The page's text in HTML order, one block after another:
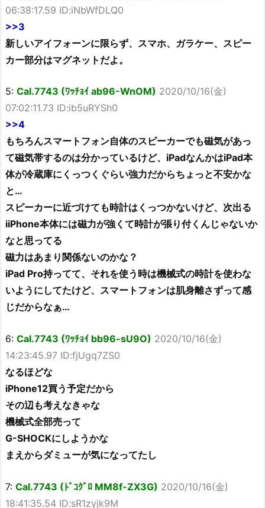
06:38:17.59 ID:iNbWfDLQ0
>>3
新しいアイフォーンに限らず、スマホ、ガラケー、スピー
カー部分はマグネットだよ。
5: Cal.7743 (ﾜｯﾁｮｲ ab96-WnOM) 2020/10/16(金)
07:02:11.73 ID:ib5uRYSh0
>>4
もちろんスマートフォン自体のスピーカーでも磁気があっ
て磁気帯するのは分かっているけど、iPadなんかはiPad本
体が冷蔵庫にくっつくぐらい強力だからちょっと不安かな
と…
スピーカーに近づけても時計はくっつかないけど、次出る
iiPhone本体には磁力が強くて時計が張り付くんじゃないか
なと思ってる
磁力はあまり関係ないのかな？
iPad Pro持ってて、それを使う時は機械式の時計を使わな
いようにしてたけど、スマートフォンは肌身離さずって感
じだからなぁ…
6: Cal.7743 (ﾜｯﾁｮｲ bb96-sU9O) 2020/10/16(金)
14:23:45.97 ID:fjUgq7ZS0
なるほどな
iPhone12買う予定だから
その辺も考えなきゃな
機械式全部売って
G-SHOCKにしようかな
まえからダミューが気になってたし
7: Cal.7743 (ﾄﾞｺｸﾞﾛ MM8f-ZX3G) 2020/10/16(金)
18:41:35.54 ID:sR1zyjk9M